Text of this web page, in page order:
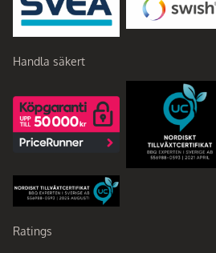
Handla säkert
Ratings